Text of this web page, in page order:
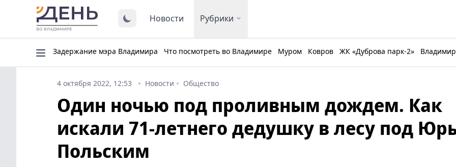
Новости Рубрики
Задержание мэра Владимира Что посмотреть во Владимире Муром Ковров ЖК «Дуброва парк-2»
4 октября 2022, 12:53 Новости Общество
Один ночью под проливным дождем. Как
искали 71-летнего дедушку в лесу под
Польским